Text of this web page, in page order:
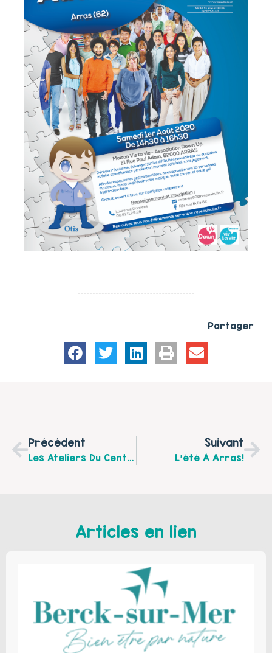
Partager
Précédent
Les Ateliers Du Centre Socioculturel D’Achicourt "Des Racines Et Des Ailes" Avec L’action "Près De Chez Vous" De Cet Été Et Les Futures Actions De La Rentrée
Suivant
L'été À Arras!
Articles en lien